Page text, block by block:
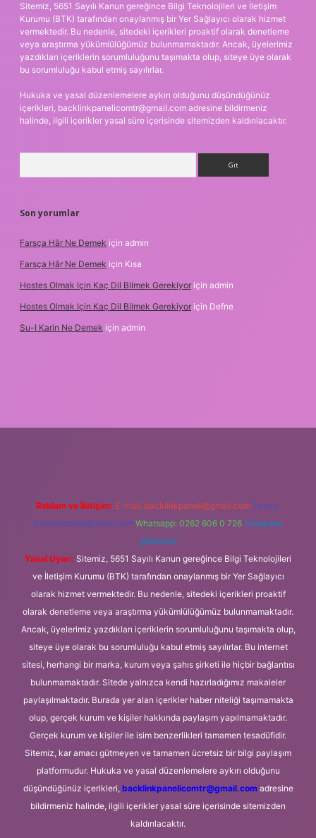
Sitemiz, 5651 Sayılı Kanun gereğince Bilgi Teknolojileri ve İletişim
Kurumu (BTK) tarafından onaylanmış bir Yer Sağlayıcı olarak hizmet
vermektedir. Bu nedenle, sitedeki içerikleri proaktif olarak denetleme
veya araştırma yükümlülüğümüz bulunmamaktadır. Ancak, üyelerimiz
yazdıkları içeriklerin sorumluluğunu taşımakta olup, siteye üye olarak
bu sorumluluğu kabul etmiş sayılırlar.
Hukuka ve yasal düzenlemelere aykırı olduğunu düşündüğünüz
içerikleri, backlinkpanelicomtr@gmail.com adresine bildirmeniz
halinde, ilgili içerikler yasal süre içerisinde sitemizden kaldırılacaktır.
Son yorumlar
Farsça Hâr Ne Demek için admin
Farsça Hâr Ne Demek için Kısa
Hostes Olmak Için Kaç Dil Bilmek Gerekiyor için admin
Hostes Olmak Için Kaç Dil Bilmek Gerekiyor için Defne
Su-I Karin Ne Demek için admin
Reklam ve İletişim: E-mail: backlinkpaneli@gmail.com Teams:
forumhizmeti@gmail.com Whatsapp: 0262 606 0 726 Telegram:
@karabul
Yasal Uyarı: Sitemiz, 5651 Sayılı Kanun gereğince Bilgi Teknolojileri
ve İletişim Kurumu (BTK) tarafından onaylanmış bir Yer Sağlayıcı
olarak hizmet vermektedir. Bu nedenle, sitedeki içerikleri proaktif
olarak denetleme veya araştırma yükümlülüğümüz bulunmamaktadır.
Ancak, üyelerimiz yazdıkları içeriklerin sorumluluğunu taşımakta olup,
siteye üye olarak bu sorumluluğu kabul etmiş sayılırlar. Bu internet
sitesi, herhangi bir marka, kurum veya şahıs şirketi ile hiçbir bağlantısı
bulunmamaktadır. Sitede yalnızca kendi hazırladığımız makaleler
paylaşılmaktadır. Burada yer alan içerikler haber niteliği taşımamakta
olup, gerçek kurum ve kişiler hakkında paylaşım yapılmamaktadır.
Gerçek kurum ve kişiler ile isim benzerlikleri tamamen tesadüfidir.
Sitemiz, kar amacı gütmeyen ve tamamen ücretsiz bir bilgi paylaşım
platformudur. Hukuka ve yasal düzenlemelere aykırı olduğunu
düşündüğünüz içerikleri, backlinkpanelicomtr@gmail.comadresine
bildirmeniz halinde, ilgili içerikler yasal süre içerisinde sitemizden
kaldırılacaktır.